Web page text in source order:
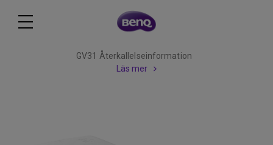
GV31 Återkallelseinformation
Läs mer